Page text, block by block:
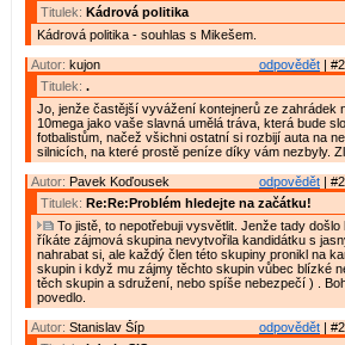
Titulek: Kádrová politika
Kádrová politika - souhlas s Mikešem.
odpovědět |
Autor: kujon
Titulek: .
Jo, jenže častější vyvážení kontejnerů ze zahrádek
10mega jako vaše slavná umělá tráva, která bude
fotbalistům, načež všichni ostatní si rozbijí auta na
silnicích, na které prostě peníze díky vám nezbyly.
odpovědět |
Autor: Pavek Koďousek
Titulek: Re:Re:Problém hledejte na začátku!
To jistě, to nepotřebuji vysvětlit. Jenže tady
říkáte zájmová skupina nevytvořila kandidátku s
nahrabat si, ale každý člen této skupiny pronikl na
skupin i když mu zájmy těchto skupin vůbec blízké
těch skupin a sdružení, nebo spíše nebezpečí ) .
povedlo.
odpovědět |
Autor: Stanislav Šíp